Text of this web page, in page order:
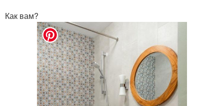
Как вам?